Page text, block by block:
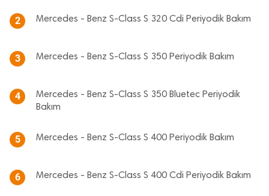
2 Mercedes - Benz S-Class S 320 Cdi Periyodik Bakım
3 Mercedes - Benz S-Class S 350 Periyodik Bakım
4
Mercedes - Benz S-Class S 350 Bluetec Periyodik
Bakım
5 Mercedes - Benz S-Class S 400 Periyodik Bakım
6 Mercedes - Benz S-Class S 400 Cdi Periyodik Bakım